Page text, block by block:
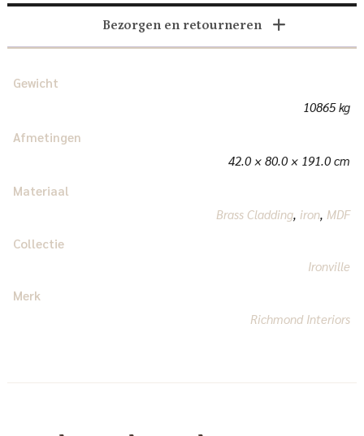
Bezorgen en retourneren
Gewicht
10865 kg
Afmetingen
42.0 × 80.0 × 191.0 cm
Materiaal
Brass Cladding, iron, MDF
Collectie
Ironville
Merk
Richmond Interiors